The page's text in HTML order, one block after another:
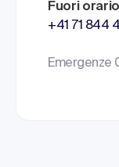
Fuori
+41 71 844
Emergenze